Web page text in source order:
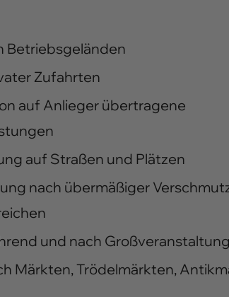
Betriebsgeländen
Zufahrten
auf Anlieger übertragene
auf Straßen und Plätzen
nach übermäßiger
und nach
Märkten, Trödelmärkten,